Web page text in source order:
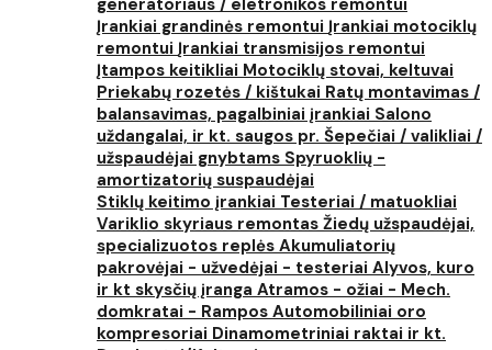
generatoriaus / eletronikos remontui
Įrankiai grandinės remontui Įrankiai motociklų
remontui Įrankiai transmisijos remontui
Įtampos keitikliai Motociklų stovai, keltuvai
Priekabų rozetės / kištukai Ratų montavimas /
balansavimas, pagalbiniai įrankiai Salono
uždangalai, ir kt. saugos pr. Šepečiai / valikliai /
užspaudėjai gnybtams Spyruoklių -
amortizatorių suspaudėjai
Stiklų keitimo įrankiai Testeriai / matuokliai
Variklio skyriaus remontas Žiedų užspaudėjai,
specializuotos replės Akumuliatorių
pakrovėjai - užvedėjai - testeriai Alyvos, kuro
ir kt skysčių įranga Atramos - ožiai - Mech.
domkratai - Rampos Automobiliniai oro
kompresoriai Dinamometriniai raktai ir kt.